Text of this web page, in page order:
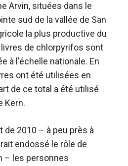
Arvin, situées dans le
sud de la vallée de San
la plus productive du
de chlorpyrifos sont
à l'échelle nationale. En
ont été utilisées en
de ce total a été utilisé
Kern.
2010 – à peu près à
endossé le rôle de
– les personnes